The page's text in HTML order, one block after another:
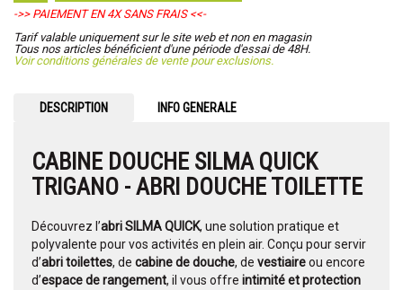
->> PAIEMENT EN 4X SANS FRAIS <<-
Tarif valable uniquement sur le site web et non en magasin
Tous nos articles bénéficient d'une période d'essai de 48H.
Voir conditions générales de vente pour exclusions.
DESCRIPTION INFO GENERALE
CABINE DOUCHE SILMA QUICK
TRIGANO - ABRI DOUCHE TOILETTE
Découvrez l’abri SILMA QUICK, une solution pratique et
polyvalente pour vos activités en plein air. Conçu pour servir
d’abri toilettes, de cabine de douche, de vestiaireou encore
d’espace de rangement, il vous offre intimité et protection